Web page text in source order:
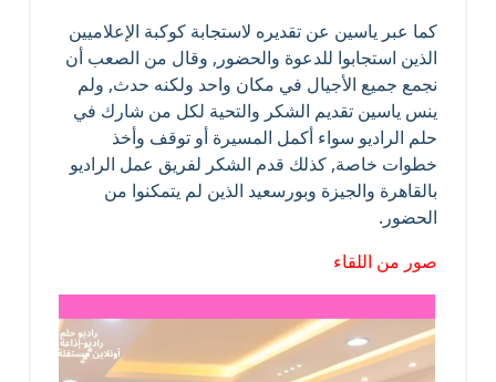
كما عبر ياسين عن تقديره لاستجابة كوكبة الإعلاميين
الذين استجابوا للدعوة والحضور, وقال من الصعب أن
نجمع جميع الأجيال في مكان واحد ولكنه حدث, ولم
ينس ياسين تقديم الشكر والتحية لكل من شارك في
حلم الراديو سواء أكمل المسيرة أو توقف وأخذ
خطوات خاصة, كذلك قدم الشكر لفريق عمل الراديو
بالقاهرة والجيزة وبورسعيد الذين لم يتمكنوا من
الحضور.
صور من اللقاء